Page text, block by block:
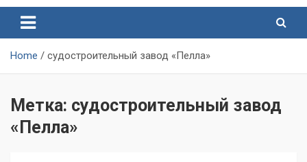
Севастополя
Севастополя
Home судостроительный завод «Пелла»
Метка: судостроительный завод
«Пелла»